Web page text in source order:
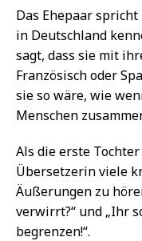
Das Ehepaar
in Deutschland
sagt, dass sie mit
Französisch oder
sie so wäre, wie
Menschen
Als die erste
Übersetzerin viele
Äußerungen zu
verwirrt?“ und „Ihr
begrenzen!“.